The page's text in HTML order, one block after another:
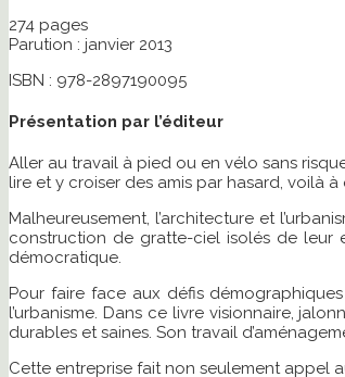
274 pages
Parution : janvier 2013
ISBN : 978-2897190095
Présentation par l’éditeur
Aller au travail à pied ou en vélo sans
lire et y croiser des amis par hasard, voilà
Malheureusement, l’architecture et
construction de gratte-ciel isolés de leur
démocratique.
Pour faire face aux défis
l’urbanisme. Dans ce livre visionnaire,
durables et saines. Son travail
Cette entreprise fait non seulement appel